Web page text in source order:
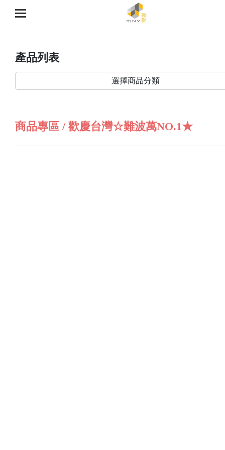
產品列表
選擇商品分類
商品專區 / 歡慶台灣☆難波萬NO.1★